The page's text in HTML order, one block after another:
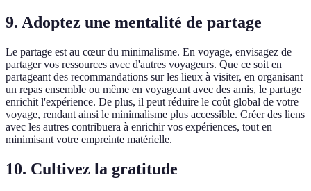
9. Adoptez une mentalité de partage
Le partage est au cœur du minimalisme. En voyage, envisagez de
partager vos ressources avec d'autres voyageurs. Que ce soit en
partageant des recommandations sur les lieux à visiter, en organisant
un repas ensemble ou même en voyageant avec des amis, le partage
enrichit l'expérience. De plus, il peut réduire le coût global de votre
voyage, rendant ainsi le minimalisme plus accessible. Créer des liens
avec les autres contribuera à enrichir vos expériences, tout en
minimisant votre empreinte matérielle.
10. Cultivez la gratitude